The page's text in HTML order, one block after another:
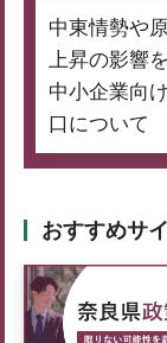
中東情勢や
上昇の影響
中小企業向
口について
おすすめサ